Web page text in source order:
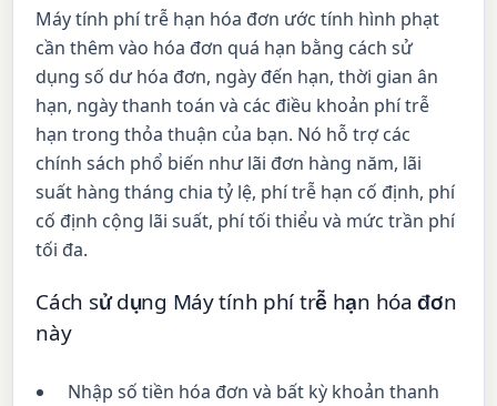
Máy tính phí trễ hạn hóa đơn ước tính hình phạt
cần thêm vào hóa đơn quá hạn bằng cách sử
dụng số dư hóa đơn, ngày đến hạn, thời gian ân
hạn, ngày thanh toán và các điều khoản phí trễ
hạn trong thỏa thuận của bạn. Nó hỗ trợ các
chính sách phổ biến như lãi đơn hàng năm, lãi
suất hàng tháng chia tỷ lệ, phí trễ hạn cố định, phí
cố định cộng lãi suất, phí tối thiểu và mức trần phí
tối đa.
Cách sử dụng Máy tính phí trễ hạn hóa đơn
này
Nhập số tiền hóa đơn và bất kỳ khoản thanh